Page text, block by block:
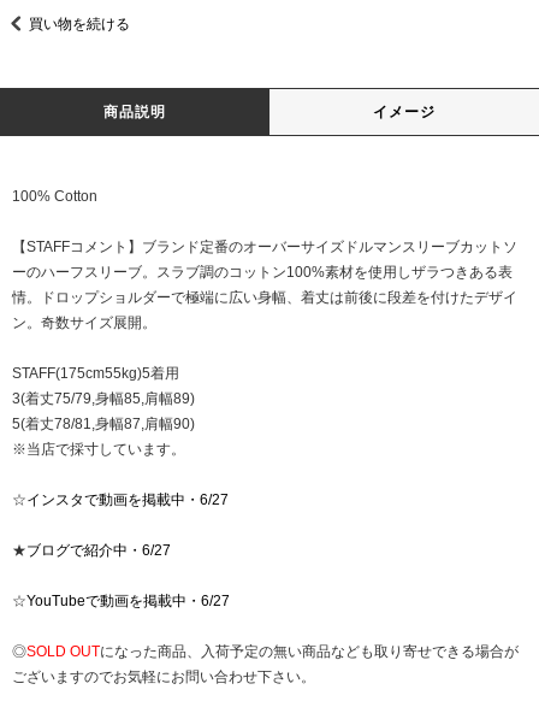
買い物を続ける
商品説明 イメージ
100% Cotton
【STAFFコメント】ブランド定番のオーバーサイズドルマンスリーブカットソ
ーのハーフスリーブ。スラブ調のコットン100%素材を使用しザラつきある表
情。ドロップショルダーで極端に広い身幅、着丈は前後に段差を付けたデザイ
ン。奇数サイズ展開。
STAFF(175cm55kg)5着用
3(着丈75/79,身幅85,肩幅89)
5(着丈78/81,身幅87,肩幅90)
※当店で採寸しています。
☆インスタで動画を掲載中・6/27
★ブログで紹介中・6/27
☆YouTubeで動画を掲載中・6/27
◎SOLD OUTになった商品、入荷予定の無い商品なども取り寄せできる場合が
ございますのでお気軽にお問い合わせ下さい。